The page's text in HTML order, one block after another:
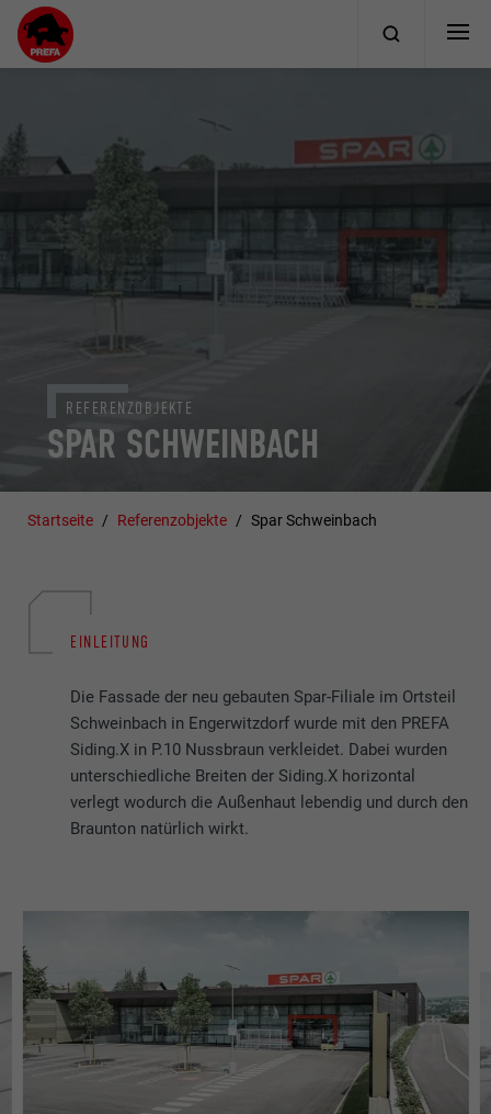
SPAR SCHWEINBACH
REFERENZOBJEKTE
Startseite Referenzobjekte Spar Schweinbach
EINLEITUNG
Die Fassade der neu gebauten Spar-Filiale im Ortsteil
Schweinbach in Engerwitzdorf wurde mit den PREFA
Siding.X in P.10 Nussbraun verkleidet. Dabei wurden
unterschiedliche Breiten der Siding.X horizontal
verlegt wodurch die Außenhaut lebendig und durch den
Braunton natürlich wirkt.